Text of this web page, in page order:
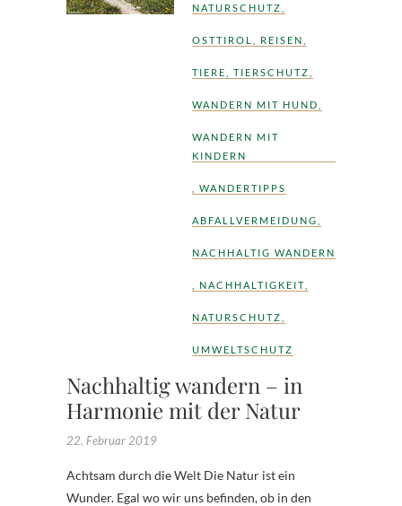
NATURSCHUTZ
OSTTIROL REISEN
TIERE TIERSCHUTZ
WANDERN MIT HUND
WANDERN MIT
KINDERN
WANDERTIPPS
ABFALLVERMEIDUNG
NACHHALTIG WANDERN
NACHHALTIGKEIT
NATURSCHUTZ
UMWELTSCHUTZ
Nachhaltig wandern – in
Harmonie mit der Natur
22. Februar 2019
Achtsam durch die Welt Die Natur ist ein
Wunder. Egal wo wir uns befinden, ob in den